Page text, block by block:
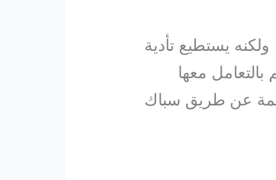
يستطيع تأدية
معها
عن طريق سباك